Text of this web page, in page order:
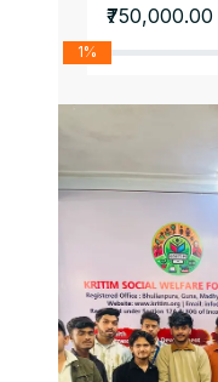
₹750,000.00
1%